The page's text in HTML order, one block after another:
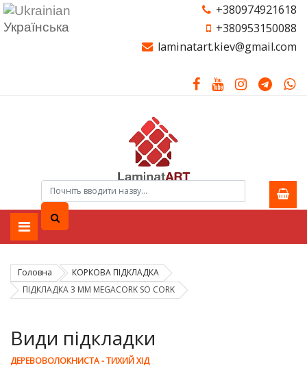
Українська
+380974921618
+380953150088
laminatart.kiev@gmail.com
Головна
КОРКОВА ПІДКЛАДКА
ПІДКЛАДКА 3 ММ MEGACORK SO CORK
Види підкладки
ДЕРЕВОВОЛОКНИСТА - ТИХИЙ ХІД